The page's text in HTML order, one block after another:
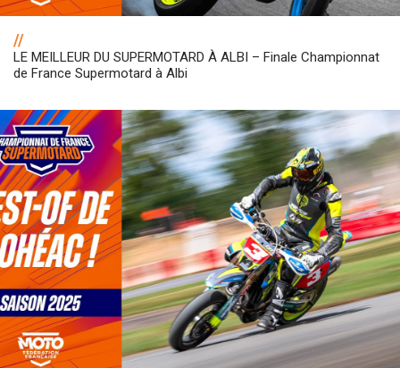
//
LE MEILLEUR DU SUPERMOTARD À ALBI – Finale Championnat
de France Supermotard à Albi